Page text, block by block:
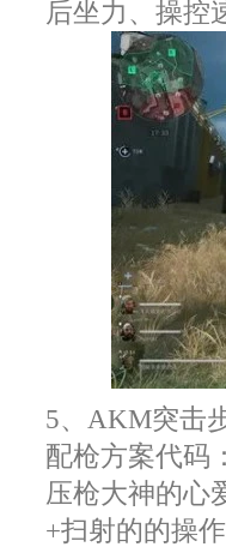
后坐力、操控
5、AKM突击
配枪方案代码
压枪大神的心
+扫射的的操